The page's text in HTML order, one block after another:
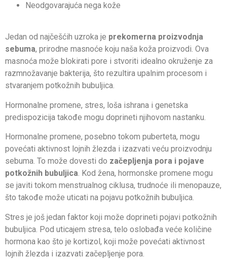
Neodgovarajuća nega kože
Jedan od najčešćih uzroka je prekomerna proizvodnja
sebuma, prirodne masnoće koju naša koža proizvodi. Ova
masnoća može blokirati pore i stvoriti idealno okruženje za
razmnožavanje bakterija, što rezultira upalnim procesom i
stvaranjem potkožnih bubuljica.
Hormonalne promene, stres, loša ishrana i genetska
predispozicija takođe mogu doprineti njihovom nastanku.
Hormonalne promene, posebno tokom puberteta, mogu
povećati aktivnost lojnih žlezda i izazvati veću proizvodnju
sebuma. To može dovesti do začepljenja pora i pojave
potkožnih bubuljica. Kod žena, hormonske promene mogu
se javiti tokom menstrualnog ciklusa, trudnoće ili menopauze,
što takođe može uticati na pojavu potkožnih bubuljica.
Stres je još jedan faktor koji može doprineti pojavi potkožnih
bubuljica. Pod uticajem stresa, telo oslobađa veće količine
hormona kao što je kortizol, koji može povećati aktivnost
lojnih žlezda i izazvati začepljenje pora.